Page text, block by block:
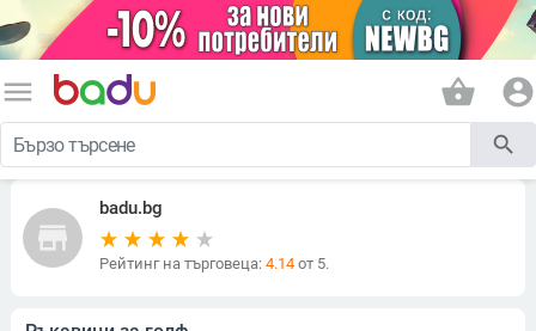
menu shopping_basket account_circle
search
store
badu.bg
Рейтинг на търговеца: 4.14от 5.